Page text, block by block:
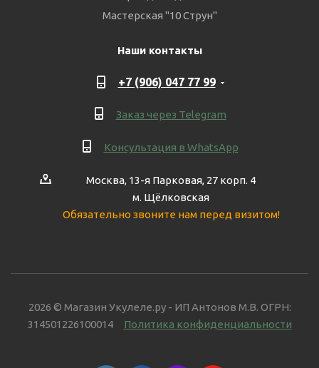
Мастерская "10 Струн"
Наши контакты
+7 (906) 047 77 99
Заказ через Telegram
Консультация в WhatsApp
Москва, 13-я Парковая, 27 корп. 4
м. Щёлковская
Обязательно звоните нам перед визитом!
2026 © Магазин Укулеле.ру - ИП Антонов М.В. ОГРН:
314501226100014 Политика конфиденциальности